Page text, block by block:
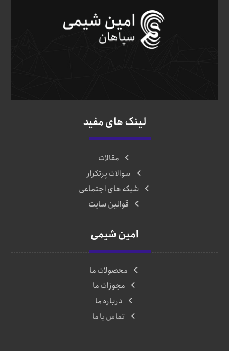
لینک های مفید
مقالات
سوالات پرتکرار
شبکه های اجتماعی
قوانین سایت
امین شیمی
محصولات ما
مجوزات ما
درباره ما
تماس با ما